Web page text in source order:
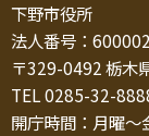
下野市役所
法人番号：
〒329-0492 栃木
TEL 0285-32-
開庁時間：月曜～